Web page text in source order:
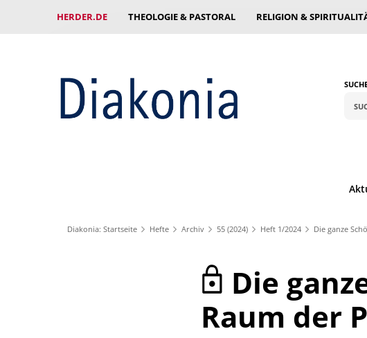
HERDER.DE THEOLOGIE & PASTORAL RELIGION &
Diakonia: Startseite Hefte Archiv 55 (2024) Heft 1/2024 Die ganze
Die
Raum der